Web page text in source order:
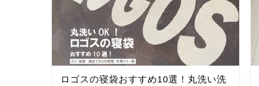
ロゴスの寝袋おすすめ10選！丸洗い洗